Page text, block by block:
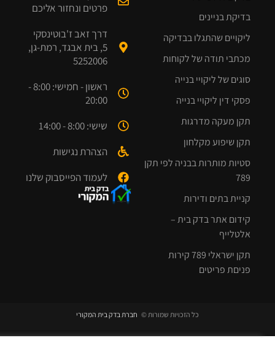
בדיקת בניינים
ליקויים שהתגלו בבדיקה
מכתבי תודה של לקוחות
סוגים של ליקויי בנייה
פסקי דין ליקויי בנייה
תקן מעקה מדרגות
תקן שיפוע מקלחון
סטיות מותרות בבניה לפי תקן
789
קניית בתים ודירות
קידום אתר בדק בית –
אלטלייף
תקן ישראלי 789 קירות
פניםת פריטים
פרטים ונחזור אליכם
דרך זאב ז'בוטינסקי
5, בית אבגד, רמת-גן,
5252006
ראשון - חמישי: 8:00 -
20:00
שישי: 8:00 - 14:00
הצהרת נגישות
לעמוד הפייסבוק שלנו
כל הזכויות שמורות ©חברת בדק בית המקורי